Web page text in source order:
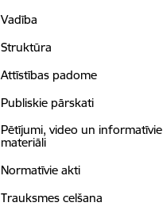
Vadība
Struktūra
Attīstības padome
Publiskie pārskati
Pētījumi, video un informatīvie
materiāli
Normatīvie akti
Trauksmes celšana